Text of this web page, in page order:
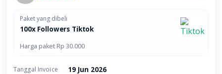
Paket yang dibeli
100x Followers Tiktok
Harga paket Rp 30.000
Tanggal Invoice 19 Jun 2026